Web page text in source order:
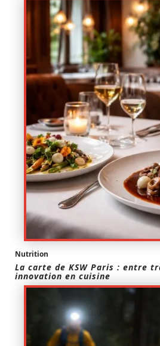
Nutrition
La carte de KSW Paris : entre
innovation en cuisine